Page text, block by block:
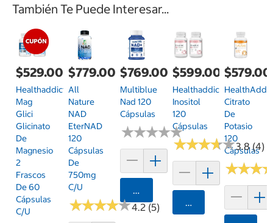
También Te Puede Interesar...
$529.00
Healthaddiction
Mag
Glici
Glicinato
De
Magnesio
2
Frascos
De 60
Cápsulas
C/u
$779.00
All
Nature
NAD
EterNAD
120
Cápsulas
De
750mg
C/u
★★★★★
★★★★★4.2 (5)
$769.00
Multiblue
Nad 120
Cápsulas
★★★★★
★★★★★
Agregar
$599.00
Healthaddiction
Inositol
120
Cápsulas
★★★★★
★★★★★3.8 (4)
Agregar
$579.00
Citrato
De
Potasio
120
Cápsulas
★★★
★★★